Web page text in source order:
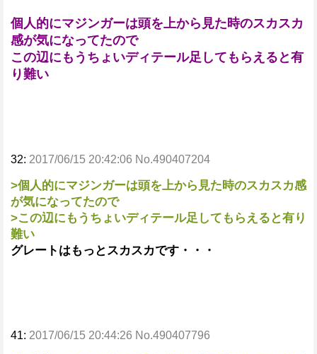
個人的にマジンガーは頭を上から見た時のスカスカ
感が気になってたので
この辺にもうちょいディテール足してもらえると有
り難い
32: 2017/06/15 20:42:06 No.490407204
>個人的にマジンガーは頭を上から見た時のスカスカ感
が気になってたので
>この辺にもうちょいディテール足してもらえると有り
難い
グレートはもっとスカスカです・・・
41: 2017/06/15 20:44:26 No.490407796